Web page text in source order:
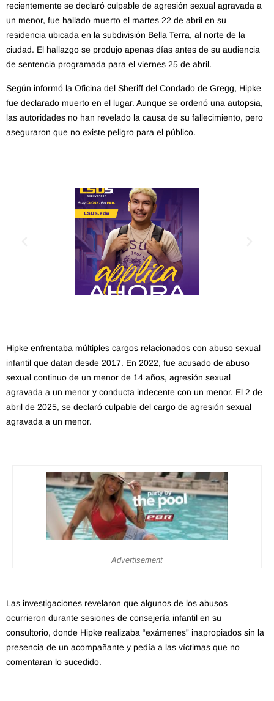
recientemente se declaró culpable de agresión sexual agravada a
un menor, fue hallado muerto el martes 22 de abril en su
residencia ubicada en la subdivisión Bella Terra, al norte de la
ciudad. El hallazgo se produjo apenas días antes de su audiencia
de sentencia programada para el viernes 25 de abril.
Según informó la Oficina del Sheriff del Condado de Gregg, Hipke
fue declarado muerto en el lugar. Aunque se ordenó una autopsia,
las autoridades no han revelado la causa de su fallecimiento, pero
aseguraron que no existe peligro para el público.
Hipke enfrentaba múltiples cargos relacionados con abuso sexual
infantil que datan desde 2017. En 2022, fue acusado de abuso
sexual continuo de un menor de 14 años, agresión sexual
agravada a un menor y conducta indecente con un menor. El 2 de
abril de 2025, se declaró culpable del cargo de agresión sexual
agravada a un menor.
Advertisement
Las investigaciones revelaron que algunos de los abusos
ocurrieron durante sesiones de consejería infantil en su
consultorio, donde Hipke realizaba “exámenes” inapropiados sin la
presencia de un acompañante y pedía a las víctimas que no
comentaran lo sucedido.